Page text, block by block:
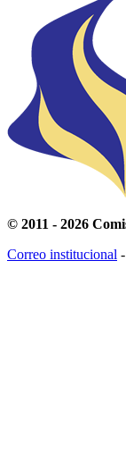
© 2011 - 2026
Correo institucional -